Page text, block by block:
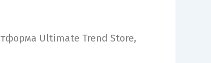
Ultimate Trend Store,